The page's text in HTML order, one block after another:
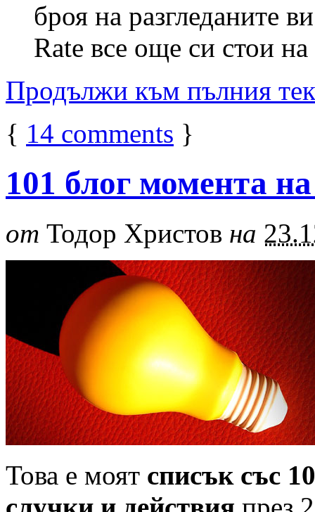
броя на разгледаните
Rate все още си стои
Продължи към пълния
{ 14 comments }
101 блог момента
от Тодор Христов на
Това е моят списък със